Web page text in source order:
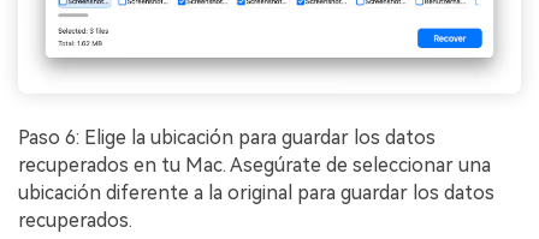
Paso 6: Elige la ubicación para guardar los datos
recuperados en tu Mac.󠀲󠀡󠀩󠀣󠀡󠀣󠀠󠀦󠀤󠀳󠀰 Asegúrate de seleccionar una
ubicación diferente a la original para guardar los datos
recuperados.󠀲󠀡󠀩󠀣󠀡󠀣󠀠󠀦󠀥